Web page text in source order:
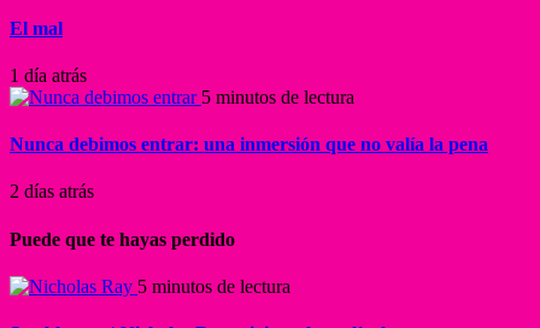
El mal
1 día atrás
5 minutos de lectura
Nunca debimos entrar: una inmersión que no valía la pena
2 días atrás
Puede que te hayas perdido
5 minutos de lectura